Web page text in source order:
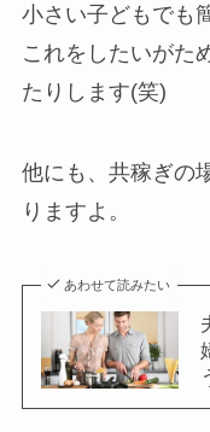
小さい子どもでも
これをしたいがた
たりします(笑)
他にも、共稼ぎの
りますよ。
あわせて読みたい